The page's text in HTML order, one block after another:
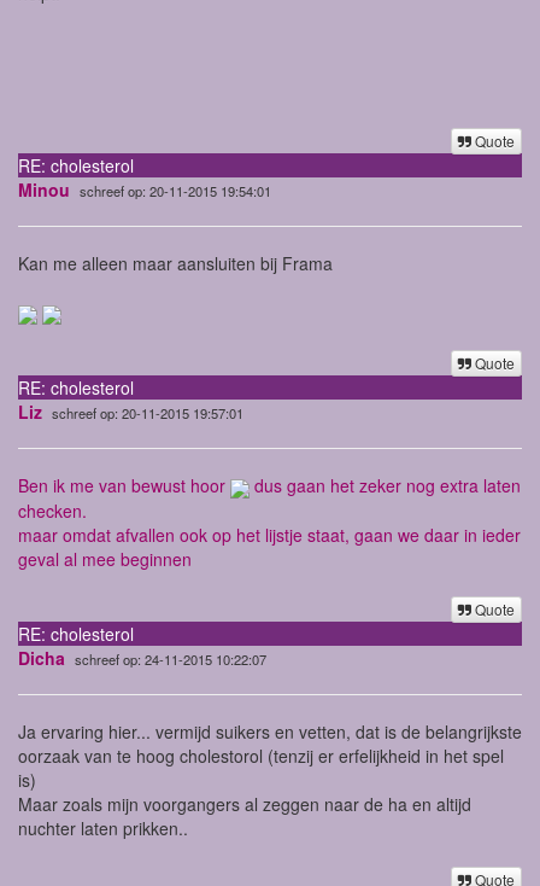
Quote
RE: cholesterol
Minou schreef op: 20-11-2015 19:54:01
Kan me alleen maar aansluiten bij Frama
Quote
RE: cholesterol
Liz schreef op: 20-11-2015 19:57:01
Ben ik me van bewust hoor
dus gaan het zeker nog extra laten
checken.
maar omdat afvallen ook op het lijstje staat, gaan we daar in ieder
geval al mee beginnen
Quote
RE: cholesterol
Dicha schreef op: 24-11-2015 10:22:07
Ja ervaring hier... vermijd suikers en vetten, dat is de belangrijkste
oorzaak van te hoog cholestorol (tenzij er erfelijkheid in het spel
is)
Maar zoals mijn voorgangers al zeggen naar de ha en altijd
nuchter laten prikken..
Quote